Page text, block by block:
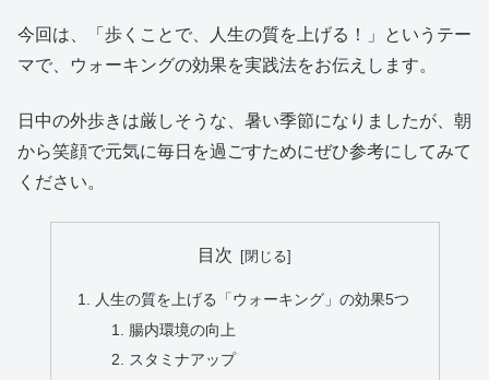
今回は、「歩くことで、人生の質を上げる！」というテー
マで、ウォーキングの効果を実践法をお伝えします。
日中の外歩きは厳しそうな、暑い季節になりましたが、朝
から笑顔で元気に毎日を過ごすためにぜひ参考にしてみて
ください。
目次
人生の質を上げる「ウォーキング」の効果5つ
腸内環境の向上
スタミナアップ